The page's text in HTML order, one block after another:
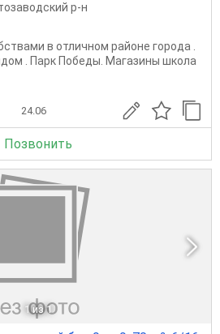
р-н
в отличном районе города .
. Парк Победы. Магазины школа
24.06
Позвонить
1 из 1